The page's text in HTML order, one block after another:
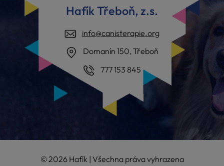
Hafík Třeboň, z.s.
info@canisterapie.org
Domanín 150, Třeboň
777 153 845
© 2026 Hafík | Všechna práva vyhrazena